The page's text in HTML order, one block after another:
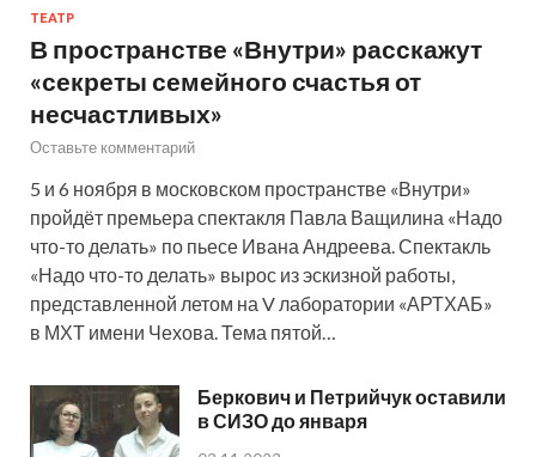
ТЕАТР
В пространстве «Внутри» расскажут
«секреты семейного счастья от
несчастливых»
Оставьте комментарий
5 и 6 ноября в московском пространстве «Внутри»
пройдёт премьера спектакля Павла Ващилина «Надо
что-то делать» по пьесе Ивана Андреева. Спектакль
«Надо что-то делать» вырос из эскизной работы,
представленной летом на V лаборатории «АРТХАБ»
в МХТ имени Чехова. Тема пятой…
Беркович и Петрийчук оставили
в СИЗО до января